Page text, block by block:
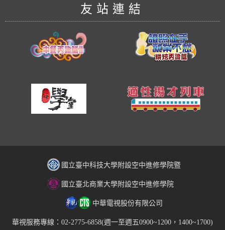
友站連結
國立臺中科技大學附設空中進修學院暨
國立臺北商業大學附設空中進修學院
中華電視股份有限公司
華視服務專線：02-2775-6858(週一至週五0900~1200，1400~1700)